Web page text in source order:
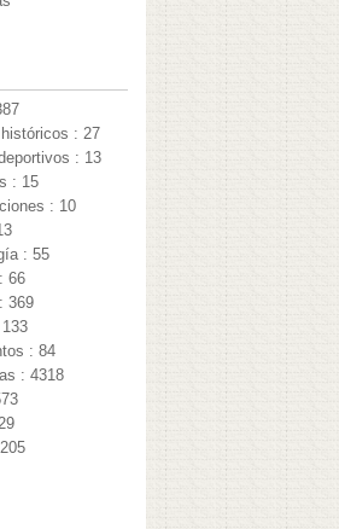
: 27
: 13
: 15
: 10
: 55
66
369
: 84
: 4318